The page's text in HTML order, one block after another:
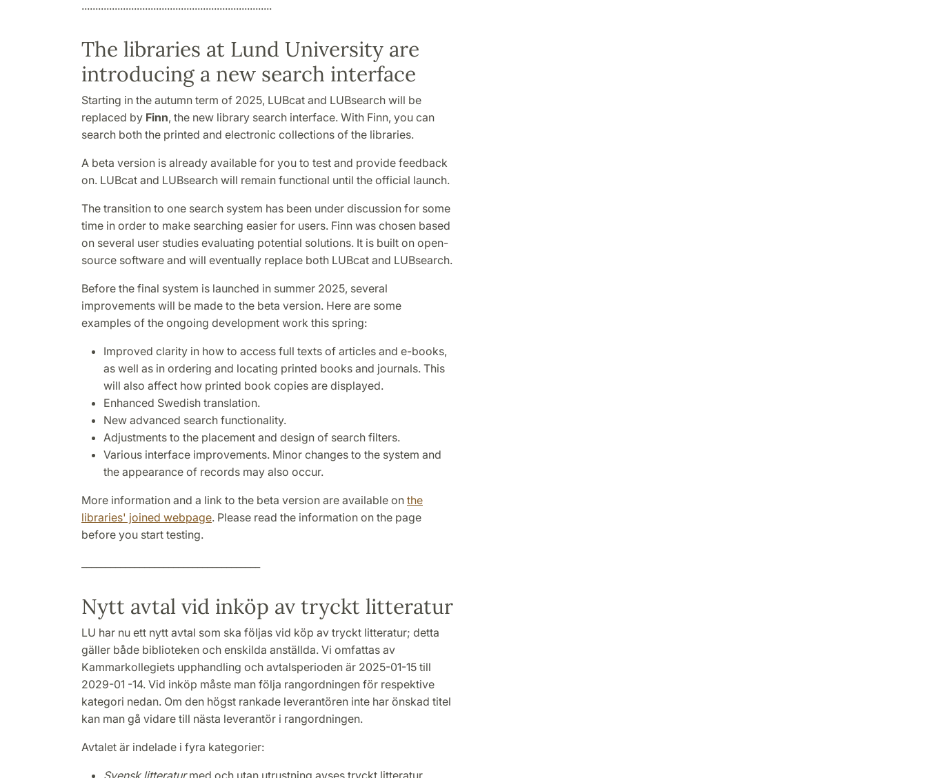
.....................................................................
The libraries at Lund University are
introducing a new search interface
Starting in the autumn term of 2025, LUBcat and LUBsearch will be
replaced by Finn, the new library search interface. With Finn, you can
search both the printed and electronic collections of the libraries.
A beta version is already available for you to test and provide feedback
on. LUBcat and LUBsearch will remain functional until the official launch.
The transition to one search system has been under discussion for some
time in order to make searching easier for users. Finn was chosen based
on several user studies evaluating potential solutions. It is built on open-
source software and will eventually replace both LUBcat and LUBsearch.
Before the final system is launched in summer 2025, several
improvements will be made to the beta version. Here are some
examples of the ongoing development work this spring:
Improved clarity in how to access full texts of articles and e-books,
as well as in ordering and locating printed books and journals. This
will also affect how printed book copies are displayed.
Enhanced Swedish translation.
New advanced search functionality.
Adjustments to the placement and design of search filters.
Various interface improvements. Minor changes to the system and
the appearance of records may also occur.
More information and a link to the beta version are available on the
libraries' joined webpage. Please read the information on the page
before you start testing.
Nytt avtal vid inköp av tryckt litteratur
LU har nu ett nytt avtal som ska följas vid köp av tryckt litteratur; detta
gäller både biblioteken och enskilda anställda. Vi omfattas av
Kammarkollegiets upphandling och avtalsperioden är 2025-01-15 till
2029-01 -14. Vid inköp måste man följa rangordningen för respektive
kategori nedan. Om den högst rankade leverantören inte har önskad titel
kan man gå vidare till nästa leverantör i rangordningen.
Avtalet är indelade i fyra kategorier:
Svensk litteraturmed och utan utrustning avses tryckt litteratur